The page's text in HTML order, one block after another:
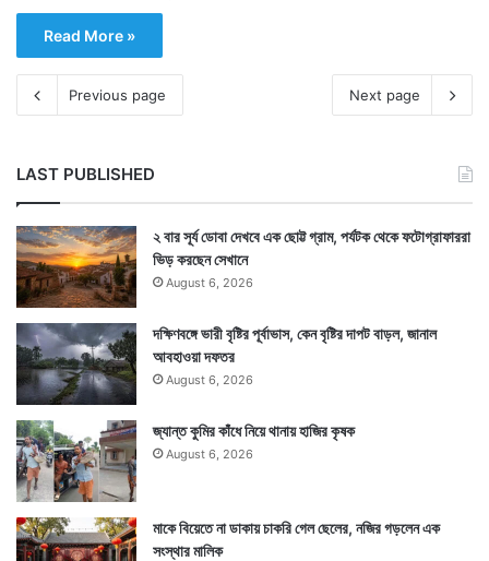
Read More »
Previous page Next page
LAST PUBLISHED
২ বার সূর্য ডোবা দেখবে এক ছোট্ট গ্রাম, পর্যটক থেকে ফটোগ্রাফাররা
ভিড় করছেন সেখানে
August 6, 2026
দক্ষিণবঙ্গে ভারী বৃষ্টির পূর্বাভাস, কেন বৃষ্টির দাপট বাড়ল, জানাল
আবহাওয়া দফতর
August 6, 2026
জ্যান্ত কুমির কাঁধে নিয়ে থানায় হাজির কৃষক
August 6, 2026
মাকে বিয়েতে না ডাকায় চাকরি গেল ছেলের, নজির গড়লেন এক
সংস্থার মালিক